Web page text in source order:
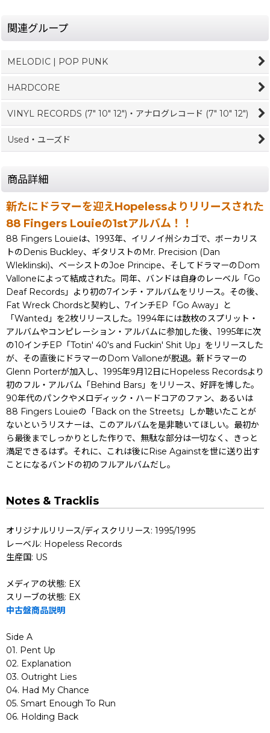
関連グループ
MELODIC | POP PUNK
HARDCORE
VINYL RECORDS (7" 10" 12")・アナログレコード (7" 10" 12")
Used・ユーズド
商品詳細
新たにドラマーを迎えHopelessよりリリースされた
88 Fingers Louieの1stアルバム！！
88 Fingers Louieは、1993年、イリノイ州シカゴで、ボーカリス
トのDenis Buckley、ギタリストのMr. Precision (Dan
Wleklinski)、ベーシストのJoe Principe、そしてドラマーのDom
Valloneによって結成された。同年、バンドは自身のレーベル「Go
Deaf Records」より初の7インチ・アルバムをリリース。その後、
Fat Wreck Chordsと契約し、7インチEP「Go Away」と
「Wanted」を2枚リリースした。1994年には数枚のスプリット・
アルバムやコンピレーション・アルバムに参加した後、1995年に次
の10インチEP「Totin' 40's and Fuckin' Shit Up」をリリースした
が、その直後にドラマーのDom Valloneが脱退。新ドラマーの
Glenn Porterが加入し、1995年9月12日にHopeless Recordsより
初のフル・アルバム「Behind Bars」をリリース、好評を博した。
90年代のパンクやメロディック・ハードコアのファン、あるいは
88 Fingers Louieの「Back on the Streets」しか聴いたことが
ないというリスナーは、このアルバムを是非聴いてほしい。最初か
ら最後までしっかりとした作りで、無駄な部分は一切なく、きっと
満足できるはず。それに、これは後にRise Againstを世に送り出す
ことになるバンドの初のフルアルバムだし。
Notes & Tracklis
オリジナルリリース/ディスクリリース: 1995/1995
レーベル: Hopeless Records
生産国: US
メディアの状態: EX
スリーブの状態: EX
中古盤商品説明
Side A
01. Pent Up
02. Explanation
03. Outright Lies
04. Had My Chance
05. Smart Enough To Run
06. Holding Back